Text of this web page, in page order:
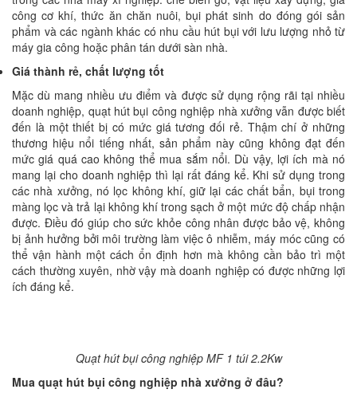
công cơ khí, thức ăn chăn nuôi, bụi phát sinh do đóng gói sản
phẩm và các ngành khác có nhu cầu hút bụi với lưu lượng nhỏ từ
máy gia công hoặc phân tán dưới sàn nhà.
Giá thành rẻ, chất lượng tốt
Mặc dù mang nhiều ưu điểm và được sử dụng rộng rãi tại nhiều
doanh nghiệp, quạt hút bụi công nghiệp nhà xưởng vẫn được biết
đến là một thiết bị có mức giá tương đối rẻ. Thậm chí ở những
thương hiệu nổi tiếng nhất, sản phẩm này cũng không đạt đến
mức giá quá cao không thể mua sắm nổi. Dù vậy, lợi ích mà nó
mang lại cho doanh nghiệp thì lại rất đáng kể. Khi sử dụng trong
các nhà xưởng, nó lọc không khí, giữ lại các chất bẩn, bụi trong
màng lọc và trả lại không khí trong sạch ở một mức độ chấp nhận
được. Điều đó giúp cho sức khỏe công nhân được bảo vệ, không
bị ảnh hưởng bởi môi trường làm việc ô nhiễm, máy móc cũng có
thể vận hành một cách ổn định hơn mà không cần bảo trì một
cách thường xuyên, nhờ vậy mà doanh nghiệp có được những lợi
ích đáng kể.
Quạt hút bụi công nghiệp MF 1 túi 2.2Kw
Mua quạt hút bụi công nghiệp nhà xưởng ở đâu?